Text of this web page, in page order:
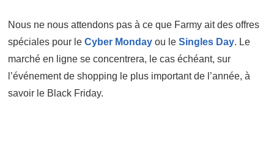
Nous ne nous attendons pas à ce que Farmy ait des offres
spéciales pour le Cyber Monday ou le Singles Day. Le
marché en ligne se concentrera, le cas échéant, sur
l’événement de shopping le plus important de l’année, à
savoir le Black Friday.